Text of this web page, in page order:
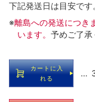
下記発送日は目安です
※離島への発送につき
います。 予めご了承
カートに入
れる
…